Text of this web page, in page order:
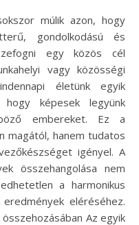
gondolkodású és
egy közös cél
vagy közösségi
életünk egyik
képesek legyünk
embereket. Ez a
magától, hanem tudatos
igényel. A
összehangolása nem
a harmonikus
eléréséhez.
Az egyik